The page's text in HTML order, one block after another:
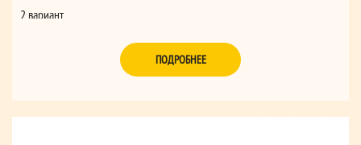
2 вариант
Глубина - 120 см
ПОДРОБНЕЕ